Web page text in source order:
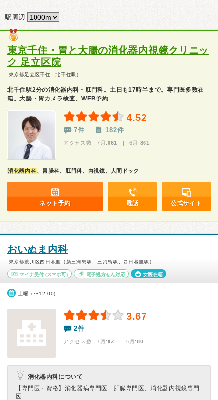
駅周辺
東京千住・胃と大腸の消化器内視鏡クリニッ
ク 足立区院
東京都足立区千住（北千住駅）
北千住駅2分の消化器内科・肛門科。土日も17時半まで。専門医多数在
籍。大腸・胃カメラ検査。WEB予約
4.52
7件 182件
アクセス数 7月:861 | 6月:861
消化器内科 、胃腸科、肛門科、内視鏡、人間ドック
ネット予約 電話 公式サイト
おいぬま内科
東京都荒川区西日暮里（新三河島駅、三河島駅、西日暮里駅）
マイナ受付 (スマホ可) 電子処方せん対応 女医在籍
土曜（〜12:00）
3.67
2件
アクセス数 7月:82 | 6月:80
消化器内科について
【専門医・資格】 消化器病専門医、肝臓専門医、消化器内視鏡専門
医